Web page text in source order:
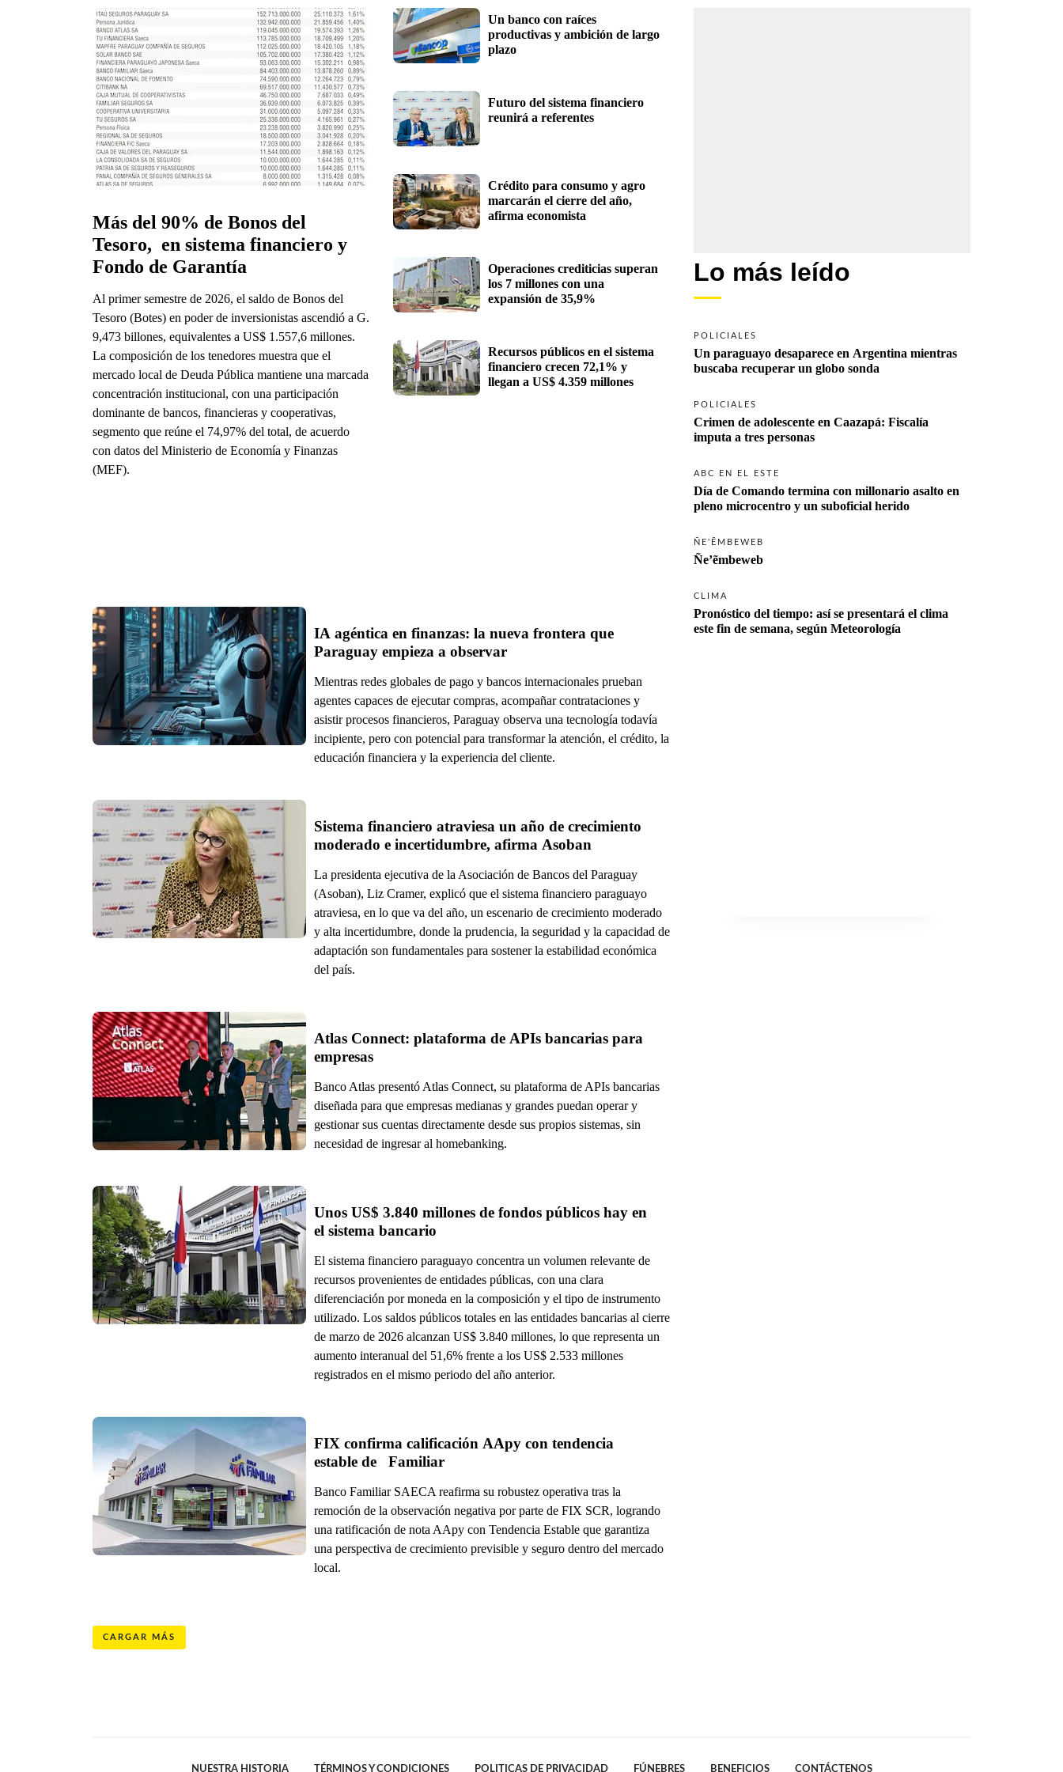
Más del 90% de Bonos del
Tesoro,  en sistema financiero y
Fondo de Garantía
Al primer semestre de 2026, el saldo de Bonos del
Tesoro (Botes) en poder de inversionistas ascendió a G.
9,473 billones, equivalentes a US$ 1.557,6 millones.
La composición de los tenedores muestra que el
mercado local de Deuda Pública mantiene una marcada
concentración institucional, con una participación
dominante de bancos, financieras y cooperativas,
segmento que reúne el 74,97% del total, de acuerdo
con datos del Ministerio de Economía y Finanzas
(MEF).
Un banco con raíces
productivas y ambición de largo
Futuro del sistema financiero
reunirá a referentes
Crédito para consumo y agro
marcarán el cierre del año,
afirma economista
Operaciones crediticias superan
los 7 millones con una
expansión de 35,9%
Recursos públicos en el sistema
financiero crecen 72,1% y
llegan a US$ 4.359 millones
IA agéntica en finanzas: la nueva frontera que
Paraguay empieza a observar
Mientras redes globales de pago y bancos internacionales prueban
agentes capaces de ejecutar compras, acompañar contrataciones y
asistir procesos financieros, Paraguay observa una tecnología todavía
incipiente, pero con potencial para transformar la atención, el crédito, la
educación financiera y la experiencia del cliente.
Sistema financiero atraviesa un año de crecimiento
La presidenta ejecutiva de la Asociación de Bancos del Paraguay
(Asoban), Liz Cramer, explicó que el sistema financiero paraguayo
atraviesa, en lo que va del año, un escenario de crecimiento moderado
y alta incertidumbre, donde la prudencia, la seguridad y la capacidad de
adaptación son fundamentales para sostener la estabilidad económica
del país.
Atlas Connect: plataforma de APIs bancarias para
empresas
Banco Atlas presentó Atlas Connect, su plataforma de APIs bancarias
diseñada para que empresas medianas y grandes puedan operar y
gestionar sus cuentas directamente desde sus propios sistemas, sin
necesidad de ingresar al homebanking.
Unos US$ 3.840 millones de fondos públicos hay en
el sistema bancario
El sistema financiero paraguayo concentra un volumen relevante de
recursos provenientes de entidades públicas, con una clara
diferenciación por moneda en la composición y el tipo de instrumento
utilizado. Los saldos públicos totales en las entidades bancarias al cierre
de marzo de 2026 alcanzan US$ 3.840 millones, lo que representa un
aumento interanual del 51,6% frente a los US$ 2.533 millones
registrados en el mismo periodo del año anterior.
FIX confirma calificación AApy con tendencia
estable de   Familiar
Banco Familiar SAECA reafirma su robustez operativa tras la
remoción de la observación negativa por parte de FIX SCR, logrando
una ratificación de nota AApy con Tendencia Estable que garantiza
una perspectiva de crecimiento previsible y seguro dentro del mercado
local.
CARGAR MÁS
Lo más leído
POLICIALES
Un paraguayo desaparece en Argentina mientras
POLICIALES
Crimen de adolescente en Caazapá: Fiscalía
ABC EN EL ESTE
Día de Comando termina con millonario asalto en
pleno microcentro y un suboficial herido
ÑE'ẼMBEWEB
Ñe’ẽmbeweb
CLIMA
Pronóstico del tiempo: así se presentará el clima
este fin de semana, según Meteorología
NUESTRA HISTORIA TÉRMINOS Y CONDICIONES POLITICAS DE PRIVACIDAD FÚNEBRES BENEFICIOS CONTÁCTENOS